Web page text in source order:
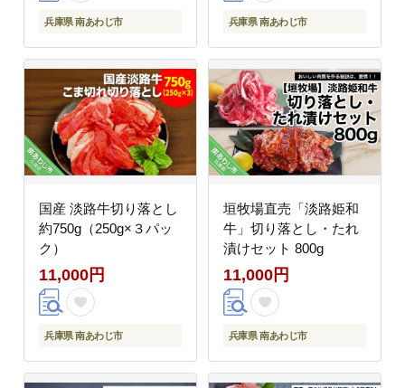
兵庫県 南あわじ市 兵庫県 南あわじ市
国産 淡路牛切り落とし
約750g（250g×３パッ
ク）
11,000円
兵庫県 南あわじ市
垣牧場直売「淡路姫和
牛」切り落とし・たれ
漬けセット 800g
11,000円
兵庫県 南あわじ市